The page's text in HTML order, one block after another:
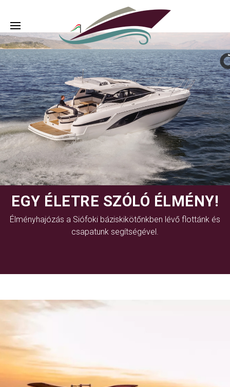
EGY ÉLETRE SZÓLÓ ÉLMÉNY!
Élményhajózás a Siófoki báziskikötőnkben lévő flottánk és
csapatunk segítségével.